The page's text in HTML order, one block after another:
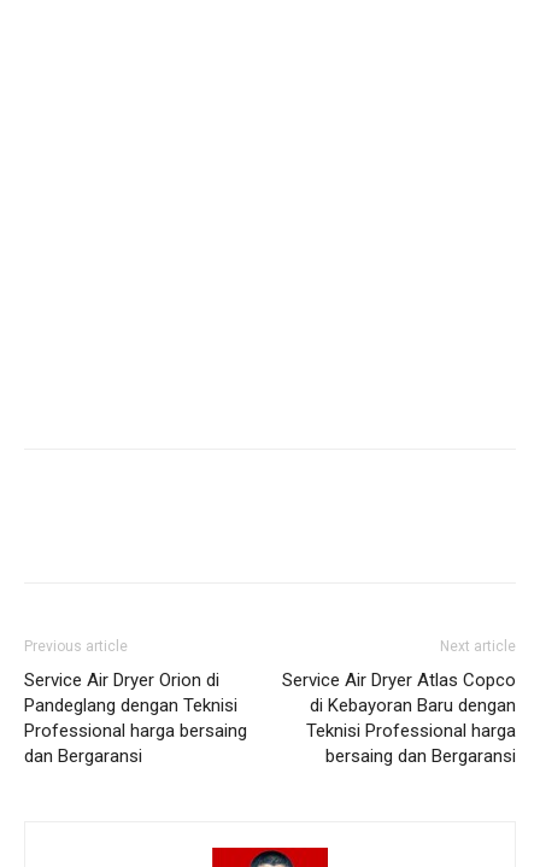
Previous article
Service Air Dryer Orion di
Pandeglang dengan Teknisi
Professional harga bersaing
dan Bergaransi
Next article
Service Air Dryer Atlas Copco
di Kebayoran Baru dengan
Teknisi Professional harga
bersaing dan Bergaransi